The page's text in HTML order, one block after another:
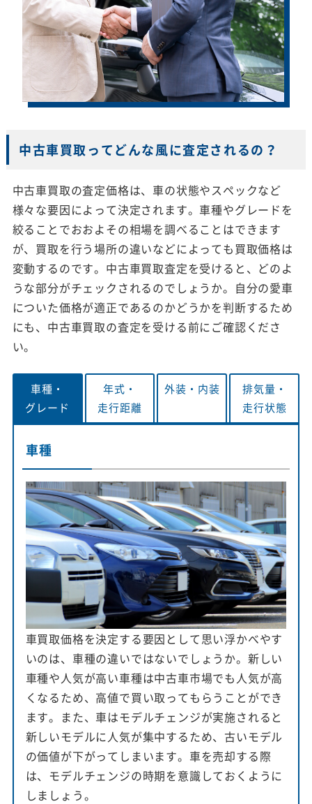
中古車買取ってどんな風に査定されるの？
中古車買取の査定価格は、車の状態やスペックなど
様々な要因によって決定されます。車種やグレードを
絞ることでおおよその相場を調べることはできます
が、買取を行う場所の違いなどによっても買取価格は
変動するのです。中古車買取査定を受けると、どのよ
うな部分がチェックされるのでしょうか。自分の愛車
についた価格が適正であるのかどうかを判断するため
にも、中古車買取の査定を受ける前にご確認くださ
い。
車種・
グレード
年式・
走行距離
外装・ 内装
排気量・
走行状態
車種
車買取価格を決定する要因として思い浮かべやす
いのは、車種の違いではないでしょうか。新しい
車種や人気が高い車種は中古車市場でも人気が高
くなるため、高値で買い取ってもらうことができ
ます。また、車はモデルチェンジが実施されると
新しいモデルに人気が集中するため、古いモデル
の価値が下がってしまいます。車を売却する際
は、モデルチェンジの時期を意識しておくように
しましょう。